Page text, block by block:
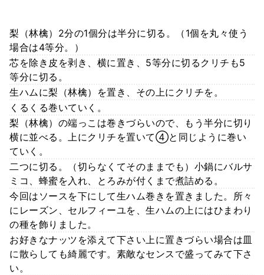
梨（林檎）2分の1個分は半分に切る。（1個を丸々使う
場合は4等分。）
芯を除き皮を剥き、横に置き、5等分に切るクリチも5
等分に切る。
生ハムに梨（林檎）を置き、その上にクリチを。
くるくる巻いていく。
梨（林檎）の端っこは巻きづらいので、もう半分に切り
横に並べる。上にクリチを置いて④と同じように巻い
ていく。
二つに切る。（切らなくてそのままでも）小鍋にバルサ
ミコ、蜂蜜を入れ、とろみが付くまで煮詰める。
今回はソースを下にして生ハム巻きを置きました。所々
にレーズン、セルフィーユを、生ハムの上にはひまわり
の種を飾りました。
お好きなナッツを添えて下さい上に置きづらい場合は皿
に散らしても綺麗です。素敵なセンスで盛ってみて下さ
い。